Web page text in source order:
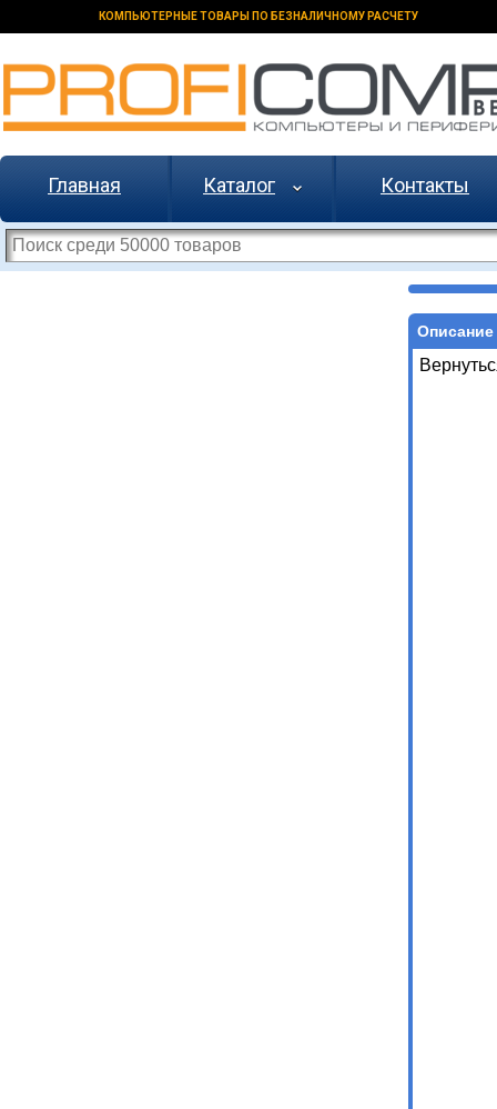
КОМПЬЮТЕРНЫЕ ТОВАРЫ ПО БЕЗНАЛИЧНОМУ РАСЧЕТУ
Главная Каталог Контакты
Описание